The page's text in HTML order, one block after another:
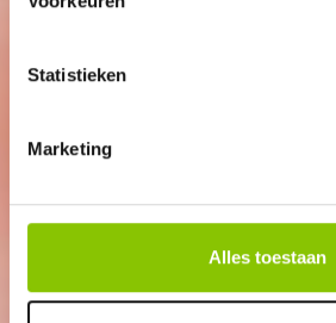
Statistieken
Marketing
Alles toestaan
18-DELIG METERPAKKET